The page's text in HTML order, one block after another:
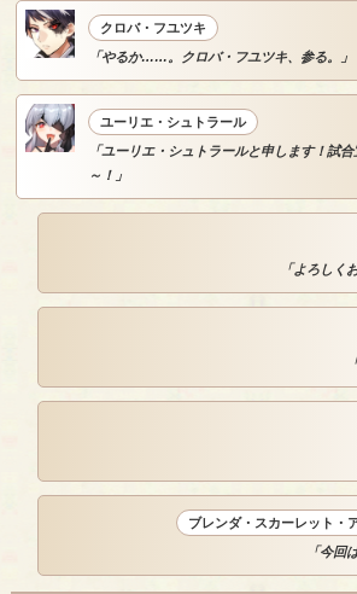
クロバ・フユツキ
「やるか……。クロバ・フユツキ、参る。」
ユーリエ・シュトラール
「ユーリエ・シュトラールと申します！試
～！」
「よろしく
ブレンダ・スカーレット・
「今回